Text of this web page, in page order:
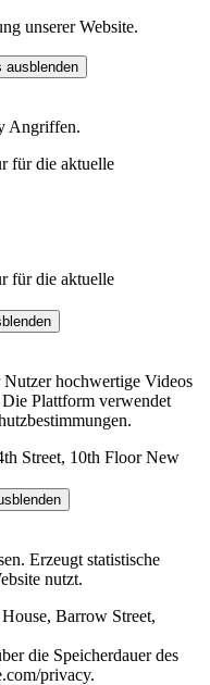
unserer Website.
ausblenden
Angriffen.
für die aktuelle
für die aktuelle
hochwertige Videos
Plattform verwendet
Street, 10th Floor New
Erzeugt statistische
nutzt.
Barrow Street,
die Speicherdauer des
privacy.